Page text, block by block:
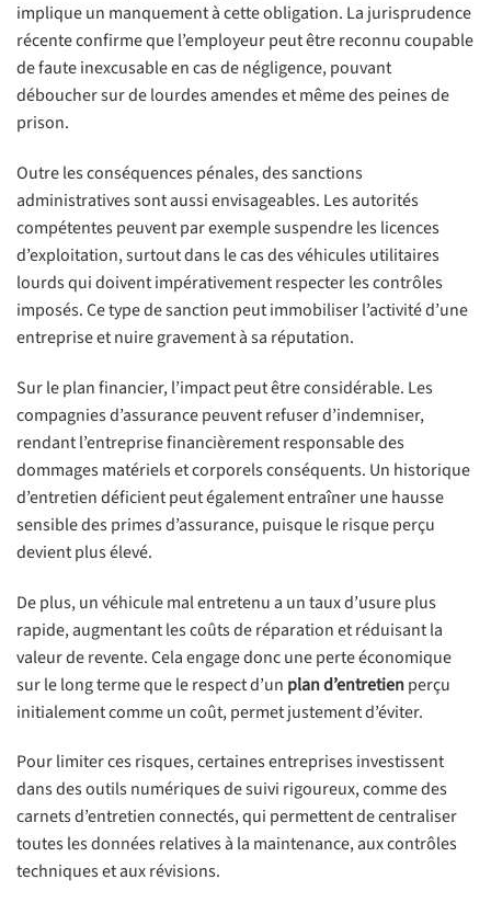
implique un manquement à cette obligation. La jurisprudence
récente confirme que l’employeur peut être reconnu coupable
de faute inexcusable en cas de négligence, pouvant
déboucher sur de lourdes amendes et même des peines de
prison.
Outre les conséquences pénales, des sanctions
administratives sont aussi envisageables. Les autorités
compétentes peuvent par exemple suspendre les licences
d’exploitation, surtout dans le cas des véhicules utilitaires
lourds qui doivent impérativement respecter les contrôles
imposés. Ce type de sanction peut immobiliser l’activité d’une
entreprise et nuire gravement à sa réputation.
Sur le plan financier, l’impact peut être considérable. Les
compagnies d’assurance peuvent refuser d’indemniser,
rendant l’entreprise financièrement responsable des
dommages matériels et corporels conséquents. Un historique
d’entretien déficient peut également entraîner une hausse
sensible des primes d’assurance, puisque le risque perçu
devient plus élevé.
De plus, un véhicule mal entretenu a un taux d’usure plus
rapide, augmentant les coûts de réparation et réduisant la
valeur de revente. Cela engage donc une perte économique
sur le long terme que le respect d’un plan d’entretienperçu
initialement comme un coût, permet justement d’éviter.
Pour limiter ces risques, certaines entreprises investissent
dans des outils numériques de suivi rigoureux, comme des
carnets d’entretien connectés, qui permettent de centraliser
toutes les données relatives à la maintenance, aux contrôles
techniques et aux révisions.